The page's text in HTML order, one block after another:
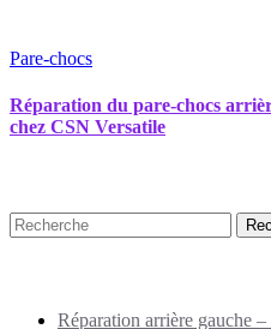
Pare-chocs
Réparation du pare-chocs
chez CSN Versatile
Réparation arrière gauche